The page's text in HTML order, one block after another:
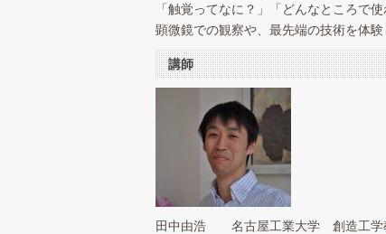
「触覚ってなに？」「どんなところで使
顕微鏡での観察や、最先端の技術を体
講師
田中由浩 名古屋工業大学 創造工